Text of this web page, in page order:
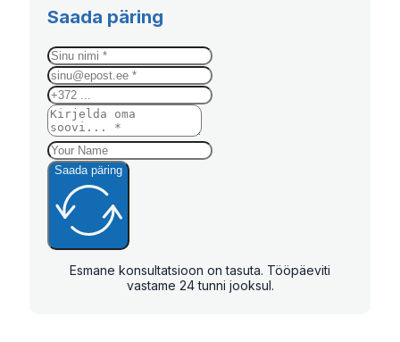
Saada päring
Saada päring
Esmane konsultatsioon on tasuta. Tööpäeviti
vastame 24 tunni jooksul.